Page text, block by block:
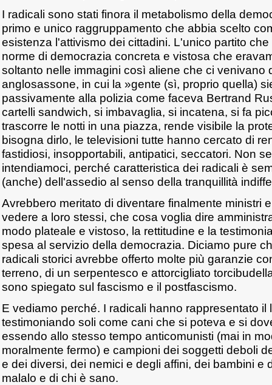
I radicali sono stati finora il metabolismo della
primo e unico raggruppamento che abbia scelto
esistenza l'attivismo dei cittadini. L'unico partito
norme di democrazia concreta e vistosa che
soltanto nelle immagini così aliene che ci venivano
anglosassone, in cui la »gente (sì, proprio quella)
passivamente alla polizia come faceva Bertrand
cartelli sandwich, si imbavaglia, si incatena, si fa
trascorre le notti in una piazza, rende visibile la
bisogna dirlo, le televisioni tutte hanno cercato di
fastidiosi, insopportabili, antipatici, seccatori. Non
intendiamoci, perché caratteristica dei radicali è
(anche) dell'assedio al senso della tranquillità
Avrebbero meritato di diventare finalmente ministri
vedere a loro stessi, che cosa voglia dire
modo plateale e vistoso, la rettitudine e la
spesa al servizio della democrazia. Diciamo pure
radicali storici avrebbe offerto molte più garanzie
terreno, di un serpentesco e attorcigliato
sono spiegato sul fascismo e il postfascismo.
E vediamo perché. I radicali hanno rappresentato il
testimoniando soli come cani che si poteva e si
essendo allo stesso tempo anticomunisti (mai in
moralmente fermo) e campioni dei soggetti deboli
e dei diversi, dei nemici e degli affini, dei bambini e
malalo e di chi è sano.